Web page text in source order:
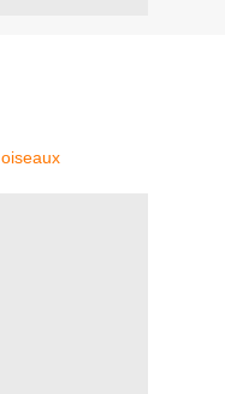
oiseaux